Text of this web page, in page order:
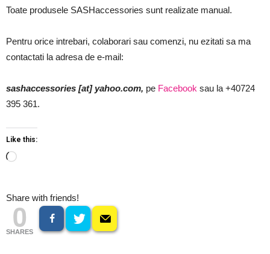
Toate produsele SASHaccessories sunt realizate manual.
Pentru orice intrebari, colaborari sau comenzi, nu ezitati sa ma
contactati la adresa de e-mail:
sashaccessories [at] yahoo.com, pe Facebook sau la +40724
395 361.
Like this:
Loading…
Share with friends!
0
SHARES